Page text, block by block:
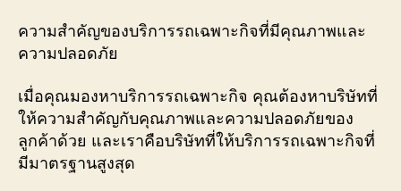
ความสำคัญของบริการรถเฉพาะกิจที่มีคุณภาพและ
ความปลอดภัย
เมื่อคุณมองหาบริการรถเฉพาะกิจ คุณต้องหาบริษัทที่
ให้ความสำคัญกับคุณภาพและความปลอดภัยของ
ลูกค้าด้วย และเราคือบริษัทที่ให้บริการรถเฉพาะกิจที่
มีมาตรฐานสูงสุด